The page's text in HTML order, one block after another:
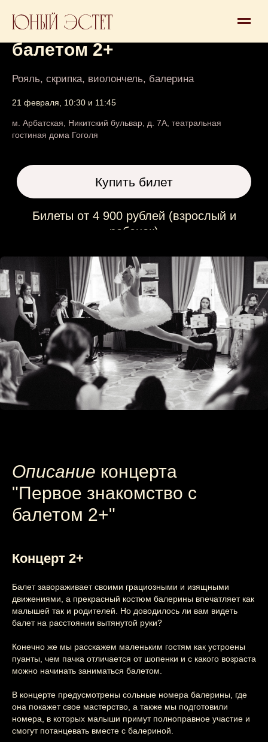
Первое знакомство с
балетом 2+
Рояль, скрипка, виолончель, балерина
21 февраля, 10:30 и 11:45
м. Арбатская, Никитский бульвар, д. 7А, театральная
гостиная дома Гоголя
Купить билет
ребенок)
Описание концерта
"Первое знакомство с
балетом 2+"
Концерт 2+
Балет завораживает своими грациозными и изящными
движениями, а прекрасный костюм балерины впечатляет как
малышей так и родителей. Но доводилось ли вам видеть
балет на расстоянии вытянутой руки?
Конечно же мы расскажем маленьким гостям как устроены
пуанты, чем пачка отличается от шопенки и с какого возраста
можно начинать заниматься балетом.
В концерте предусмотрены сольные номера балерины, где
она покажет свое мастерство, а также мы подготовили
номера, в которых малыши примут полноправное участие и
смогут потанцевать вместе с балериной.